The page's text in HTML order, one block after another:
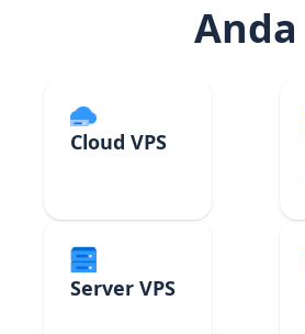
Anda
Cloud VPS
Server VPS